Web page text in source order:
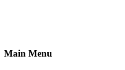
Main Menu